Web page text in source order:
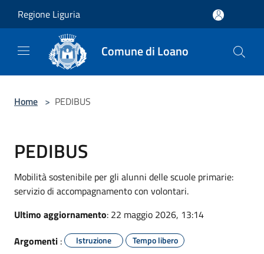
Regione Liguria
Comune di Loano
Home > PEDIBUS
PEDIBUS
Mobilità sostenibile per gli alunni delle scuole primarie:
servizio di accompagnamento con volontari.
Ultimo aggiornamento: 22 maggio 2026, 13:14
Argomenti : Istruzione
Tempo libero